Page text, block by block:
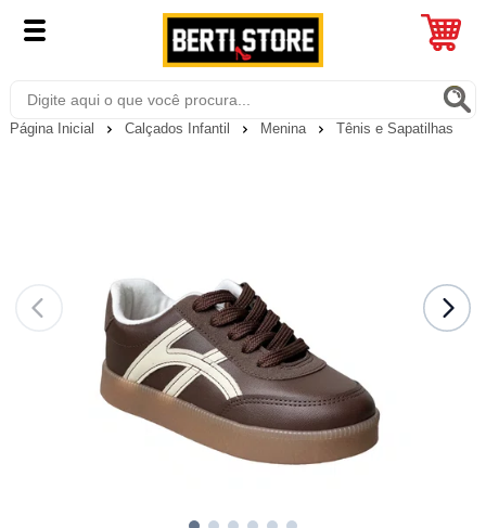
Página Inicial Calçados Infantil Menina Tênis e Sapatilhas